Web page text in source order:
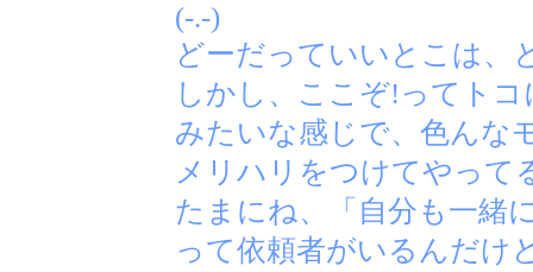
(-.-)
どーだっていいとこは、
しかし、ここぞ!ってトコ
みたいな感じで、色んな
メリハリをつけてやって
たまにね、「自分も一緒
って依頼者がいるんだけ